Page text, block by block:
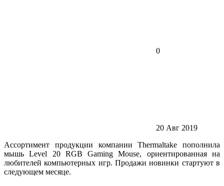
0
20 Авг 2019
Ассортимент продукции компании Thermaltake пополнила
мышь Level 20 RGB Gaming Mouse, ориентированная на
любителей компьютерных игр. Продажи новинки стартуют в
следующем месяце.